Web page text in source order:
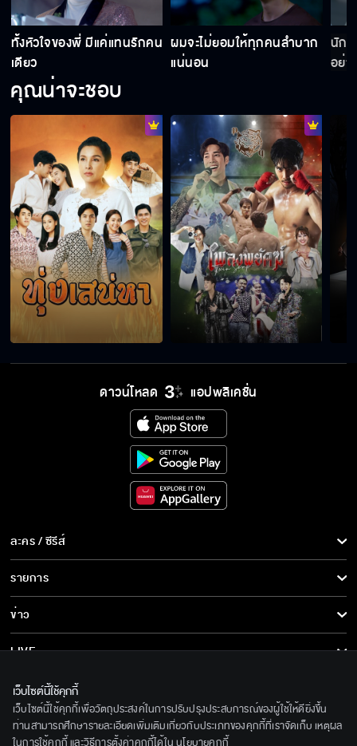
ทั้งหัวใจของพี่ มีแค่แทนรักคน
เดียว
ผมจะไม่ยอมให้ทุกคนลำบาก
แน่นอน
นักสู้
อย่า
คุณน่าจะชอบ
ดาวน์โหลด แอปพลิเคชั่น
ละคร / ซีรีส์
ละคร/ซีรีส์
ซีรีส์นานาชาติ
การ์ตูน & เกม
รายการ
รายการทั้งหมด
ข่าว
ข่าวทั้งหมด
ข่าวประชาสัมพันธ์
LIVE
เกี่ยวกับเรา
BEC World
ติดตามเราได้ที่
เว็บไซต์นี้ใช้คุกกี้
เว็บไซต์นี้ใช้คุกกี้เพื่อวัตถุประสงค์ในการปรับปรุงประสบการณ์ของผู้ใช้ให้ดียิ่งขึ้น
ท่านสามารถศึกษารายละเอียดเพิ่มเติมเกี่ยวกับประเภทของคุกกี้ที่เราจัดเก็บ เหตุผล
ในการใช้คุกกี้ และวิธีการตั้งค่าคุกกี้ได้ใน นโยบายคุกกี้